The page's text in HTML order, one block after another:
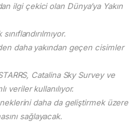
ilgi çekici olan Dünya’ya Yakın
daha yakından geçen cisimler
Catalina Sky Survey ve
veriler kullanılıyor.
daha da geliştirmek üzere
sağlayacak.